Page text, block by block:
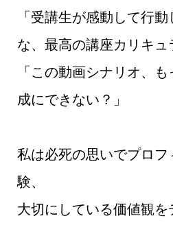
「受講生が感動して行
な、最高の講座カリキュ
「この動画シナリオ、
成にできない？」
私は必死の思いでプロ
験、
大切にしている価値観を